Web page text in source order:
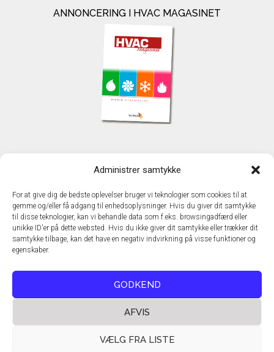
Administrer samtykke
For at give dig de bedste oplevelser bruger vi teknologier som cookies til at
gemme og/eller få adgang til enhedsoplysninger. Hvis du giver dit samtykke
til disse teknologier, kan vi behandle data som f.eks. browsingadfærd eller
unikke ID'er på dette websted. Hvis du ikke giver dit samtykke eller trækker dit
samtykke tilbage, kan det have en negativ indvirkning på visse funktioner og
egenskaber.
GODKEND
AFVIS
VÆLG FRA LISTE
ANNONCERING I HVAC MAGASINET
TechMedia A/S
DK - 2600 Glostrup
www.techmedia.dk
Telefon: +45 43 24 26 28
E-mail:info@techmedia.dk